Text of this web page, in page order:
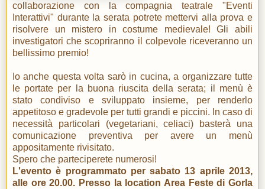
collaborazione con la compagnia teatrale "Eventi
Interattivi" durante la serata potrete mettervi alla prova e
risolvere un mistero in costume medievale! Gli abili
investigatori che scopriranno il colpevole riceveranno un
bellissimo premio!
Io anche questa volta sarò in cucina, a organizzare tutte
le portate per la buona riuscita della serata; il menù è
stato condiviso e sviluppato insieme, per renderlo
appetitoso e gradevole per tutti grandi e piccini. In caso di
necessità particolari (vegetariani, celiaci) basterà una
comunicazione preventiva per avere un menù
appositamente rivisitato.
Spero che parteciperete numerosi!
L'evento è programmato per sabato 13 aprile 2013,
alle ore 20.00. Presso la location Area Feste di Gorla